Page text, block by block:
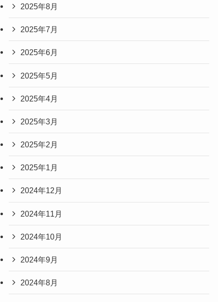
2025年8月
2025年7月
2025年6月
2025年5月
2025年4月
2025年3月
2025年2月
2025年1月
2024年12月
2024年11月
2024年10月
2024年9月
2024年8月